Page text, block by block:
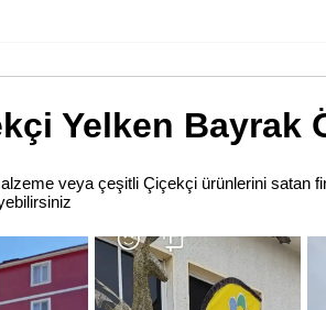
Yelken Bayrak
veya çeşitli Çiçekçi ürünlerini satan